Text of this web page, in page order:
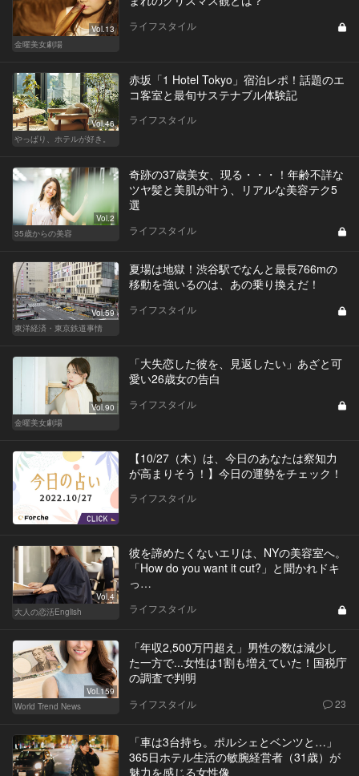
Vol.13
金曜美女劇場
ライフスタイル
Vol.46
やっぱり、ホテルが好き。
赤坂「1 Hotel Tokyo」宿泊レポ！話題のエ
コ客室と最旬サステナブル体験記
ライフスタイル
Vol.2
35歳からの美容
奇跡の37歳美女、現る・・・！年齢不詳な
ツヤ髪と美肌が叶う、リアルな美容テク5
選
ライフスタイル
Vol.59
東洋経済・東京鉄道事情
夏場は地獄！渋谷駅でなんと最長766mの
移動を強いるのは、あの乗り換えだ！
ライフスタイル
Vol.90
金曜美女劇場
「大失恋した彼を、見返したい」あざと可
愛い26歳女の告白
ライフスタイル
【10/27（木）は、今日のあなたは察知力
が高まりそう！】今日の運勢をチェック！
ライフスタイル
Vol.4
大人の恋活English
彼を諦めたくないエリは、NYの美容室へ。
「How do you want it cut?」と聞かれドキ
っ…
ライフスタイル
Vol.159
World Trend News
「年収2,500万円超え」男性の数は減少し
た一方で...女性は1割も増えていた！国税庁
の調査で判明
ライフスタイル 23
「車は3台持ち。ポルシェとベンツと…」
365日ホテル生活の敏腕経営者（31歳）が
魅力を感じる女性像